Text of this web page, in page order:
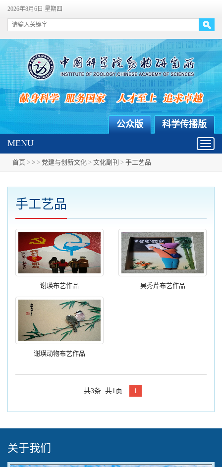
2026年8月6日 星期四
科学传播版
公众版
MENU
首页 > > > 党建与创新文化 > 文化副刊 > 手工艺品
手工艺品
谢瑛布艺作品 吴秀芹布艺作品
谢瑛动物布艺作品
共3条 共1页 1
关于我们